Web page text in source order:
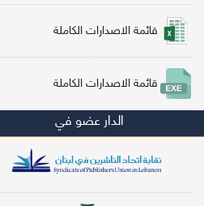
فقه مالكي (112)
تفسير قرآن (106)
علم كلام (96)
أخلاق وتصوف (91)
سير وتراجم (90)
معاجم لغوية (89)
قائمة الاصدارات الكاملة
قائمة الاصدارات الكاملة
الدار عضو في